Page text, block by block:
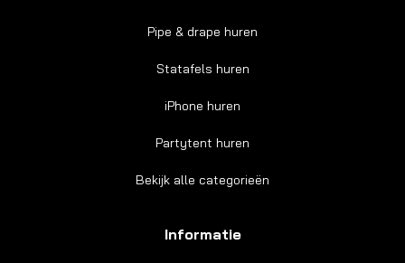
Pipe & drape huren
Statafels huren
iPhone huren
Partytent huren
Bekijk alle categorieën
Informatie